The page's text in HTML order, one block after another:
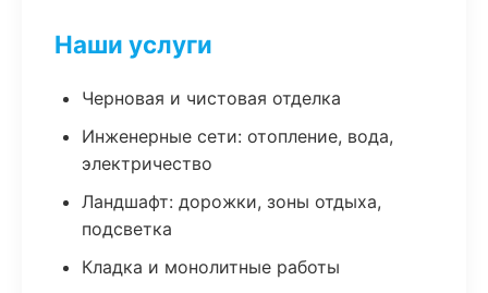
Наши услуги
Черновая и чистовая отделка
Инженерные сети: отопление, вода,
электричество
Ландшафт: дорожки, зоны отдыха,
подсветка
Кладка и монолитные работы